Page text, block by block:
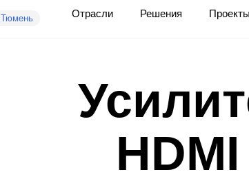
Тюмень Отрасли Решения Проекты